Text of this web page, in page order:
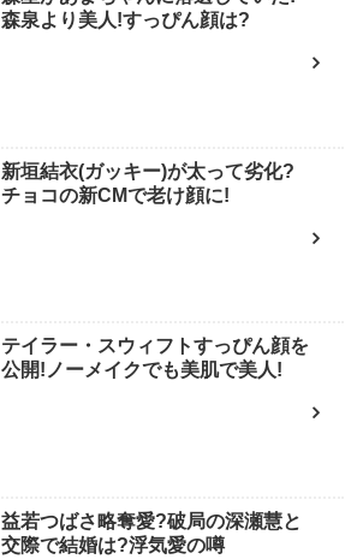
森泉より美人!すっぴん顔は?
新垣結衣(ガッキー)が太って劣化?
チョコの新CMで老け顔に!
テイラー・スウィフトすっぴん顔を
公開!ノーメイクでも美肌で美人!
益若つばさ略奪愛?破局の深瀬慧と
交際で結婚は?浮気愛の噂